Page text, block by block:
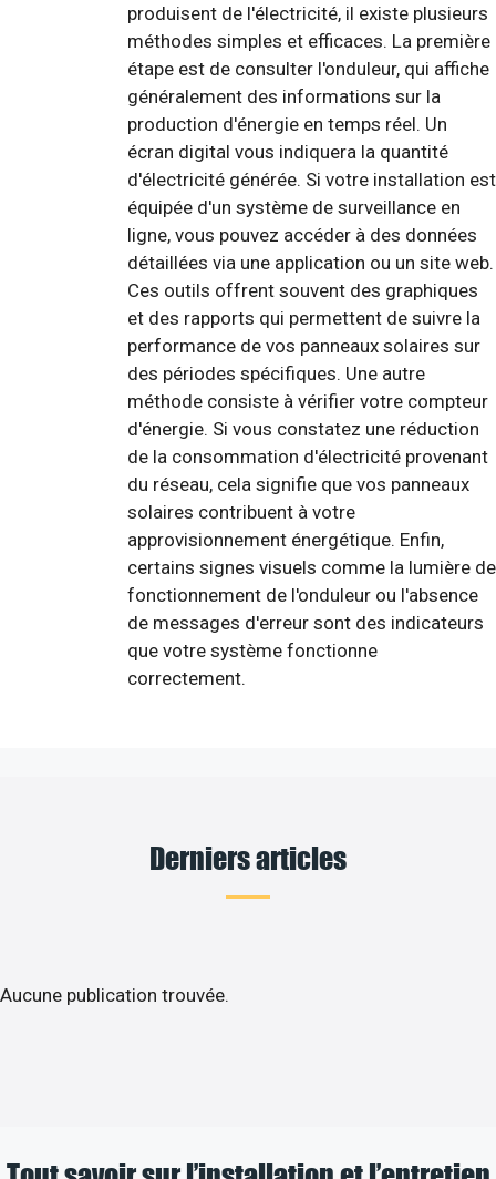
produisent de l'électricité, il existe plusieurs
méthodes simples et efficaces. La première
étape est de consulter l'onduleur, qui affiche
généralement des informations sur la
production d'énergie en temps réel. Un
écran digital vous indiquera la quantité
d'électricité générée. Si votre installation est
équipée d'un système de surveillance en
ligne, vous pouvez accéder à des données
détaillées via une application ou un site web.
Ces outils offrent souvent des graphiques
et des rapports qui permettent de suivre la
performance de vos panneaux solaires sur
des périodes spécifiques. Une autre
méthode consiste à vérifier votre compteur
d'énergie. Si vous constatez une réduction
de la consommation d'électricité provenant
du réseau, cela signifie que vos panneaux
solaires contribuent à votre
approvisionnement énergétique. Enfin,
certains signes visuels comme la lumière de
fonctionnement de l'onduleur ou l'absence
de messages d'erreur sont des indicateurs
que votre système fonctionne
correctement.
Derniers articles
Aucune publication trouvée.